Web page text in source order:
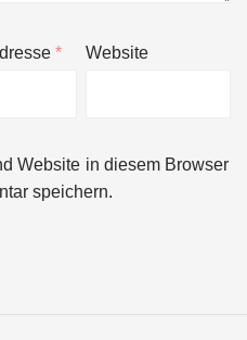
* Website
Website in diesem Browser
speichern.